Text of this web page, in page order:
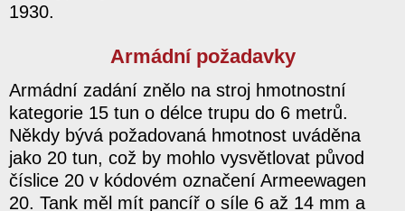
1930.
Armádní požadavky
Armádní zadání znělo na stroj hmotnostní
kategorie 15 tun o délce trupu do 6 metrů.
Někdy bývá požadovaná hmotnost uváděna
jako 20 tun, což by mohlo vysvětlovat původ
číslice 20 v kódovém označení Armeewagen
20. Tank měl mít pancíř o síle 6 až 14 mm a